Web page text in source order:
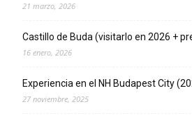
21 marzo, 2026
Castillo de Buda (visitarlo en 2026 +
16 enero, 2026
Experiencia en el NH Budapest City
27 noviembre, 2025